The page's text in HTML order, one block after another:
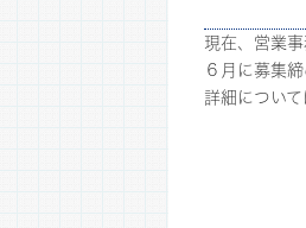
現在、営業
６月に募集
詳細について